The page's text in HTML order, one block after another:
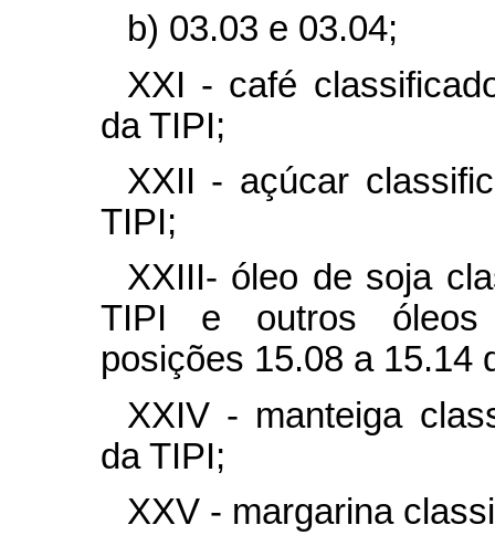
b) 03.03 e 03.04;
XXI - café
da TIPI;
XXII - açúcar
TIPI;
XXIII- óleo de soja
TIPI e outros óleos
posições 15.08 a 15.14
XXIV - manteiga
da TIPI;
XXV - margarina